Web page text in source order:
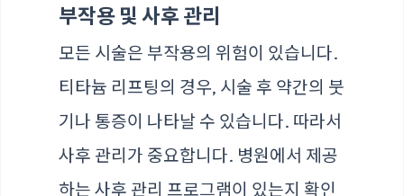
부작용 및 사후 관리
모든 시술은 부작용의 위험이 있습니다.
티타늄 리프팅의 경우, 시술 후 약간의 붓
기나 통증이 나타날 수 있습니다. 따라서
사후 관리가 중요합니다. 병원에서 제공
하는 사후 관리 프로그램이 있는지 확인